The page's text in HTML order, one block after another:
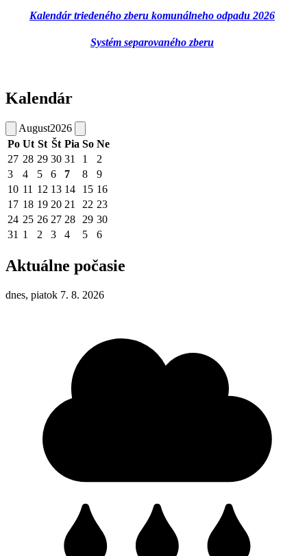
Kalendár triedeného zberu komunálneho odpadu 2026
Systém separovaného zberu
Kalendár
August2026
Po Ut St Št Pia So Ne
27 28 29 30 31 1
2
3
4 5 6 7 8
9
10 11 12 13 14 15 16
17 18 19 20 21 22 23
24 25 26 27 28 29 30
31 1 2 3 4 5 6
Aktuálne počasie
dnes, piatok 7. 8. 2026